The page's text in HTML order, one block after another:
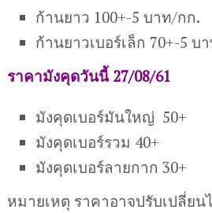
ก้านยาว 100+-5 บาท/กก.
ก้านยาวเบอร์เล็ก 70+-5 บ
ราคามังคุดวันนี้ 27/08/61
มังคุดเบอร์มันใหญ่ 50+
มังคุดเบอร์รวม 40+
มังคุดเบอร์ลายกาก 30+
หมายเหตุ ราคาอาจปรับเปลี่ย